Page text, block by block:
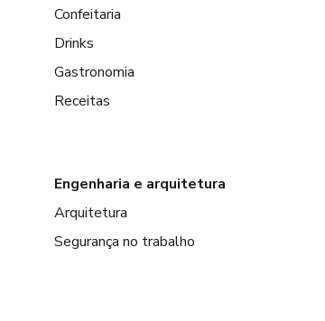
Confeitaria
Drinks
Gastronomia
Receitas
Engenharia e arquitetura
Arquitetura
Segurança no trabalho